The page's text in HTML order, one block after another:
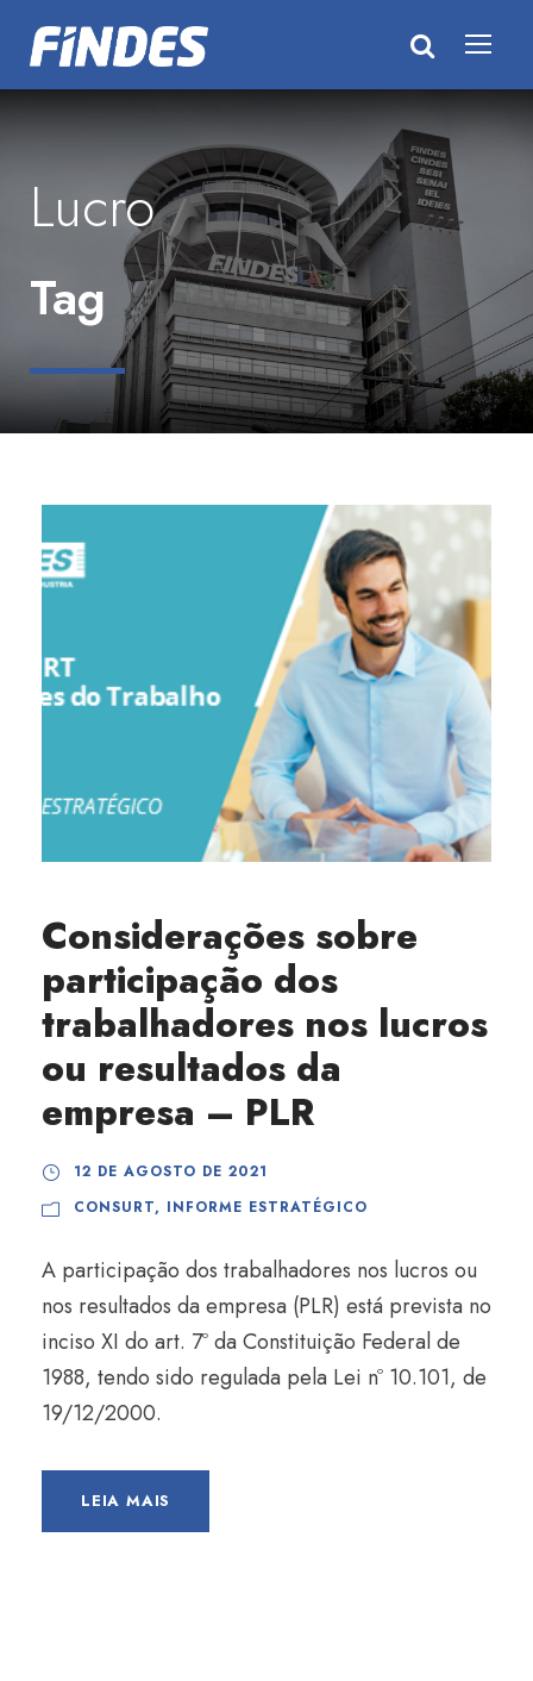
Lucro
Tag
Considerações sobre
participação dos
trabalhadores nos lucros
ou resultados da
empresa – PLR
12 DE AGOSTO DE 2021
CONSURT, INFORME ESTRATÉGICO
A participação dos trabalhadores nos lucros ou
nos resultados da empresa (PLR) está prevista no
inciso XI do art. 7º da Constituição Federal de
1988, tendo sido regulada pela Lei nº 10.101, de
19/12/2000.
LEIA MAIS